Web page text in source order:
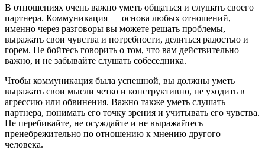
В отношениях очень важно уметь общаться и слушать своего
партнера. Коммуникация — основа любых отношений,
именно через разговоры вы можете решать проблемы,
выражать свои чувства и потребности, делиться радостью и
горем. Не бойтесь говорить о том, что вам действительно
важно, и не забывайте слушать собеседника.
Чтобы коммуникация была успешной, вы должны уметь
выражать свои мысли четко и конструктивно, не уходить в
агрессию или обвинения. Важно также уметь слушать
партнера, понимать его точку зрения и учитывать его чувства.
Не перебивайте, не осуждайте и не выражайтесь
пренебрежительно по отношению к мнению другого
человека.